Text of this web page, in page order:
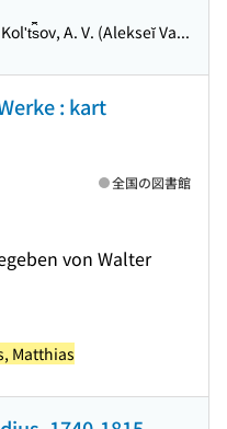
Kolʹt︠s︡ov, A. V. (Alekseĭ Va...
: kart
von Walter
全国の図書館
Matthias